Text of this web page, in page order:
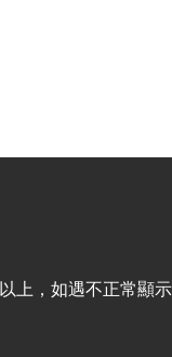
上，如遇不正常顯